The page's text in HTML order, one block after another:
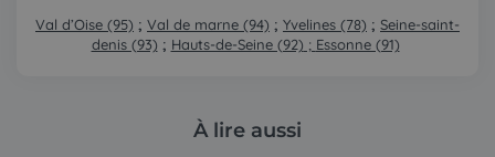
Val d’Oise (95) ; Val de marne (94) ; Yvelines (78) ; Seine-saint-
denis (93) ; Hauts-de-Seine (92) ; Essonne (91)
À lire aussi